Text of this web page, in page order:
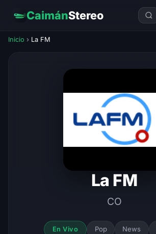
CaimánStereo
Inicio › La FM
La FM
CO
En Vivo Pop News